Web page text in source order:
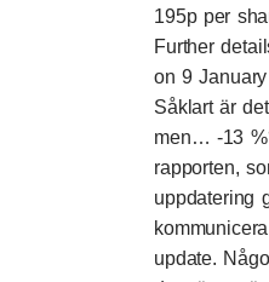
195p per
Further
on 9 January
Såklart är
men… -13
rapporten,
uppdatering
update.